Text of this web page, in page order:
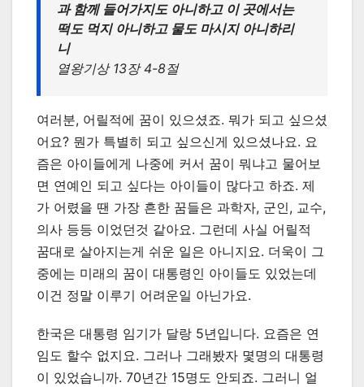
과 함께 들어가지도 아니하고 이 곳에서는
떡도 먹지 아니하고 물도 마시지 아니하리
니
열왕기상 13장 4-8절
여러분, 어릴적에 꿈이 있으셨죠. 뭐가 되고 싶으셨
어요? 뭔가 특별히 되고 싶으신게 있으셨나요. 요
즘은 아이들에게 나중에 커서 꿈이 뭐냐고 물어보
면 연예인 되고 싶다는 아이들이 많다고 하죠. 제
가 어렸을 땐 가장 흔한 꿈들은 과학자, 군인, 교수,
의사 등등 이었던것 같아요. 그런데 사실 어릴적
꿈대로 살아지는게 쉬운 일은 아니지요. 더욱이 그
중에는 미래의 꿈이 대통령인 아이들도 있었는데
이건 정말 이루기 어려운일 아닌가요.
한국은 대통령 임기가 달랑 5년입니다. 요즘은 연
임도 할수 없지요. 그러나 그래봤자 몇명의 대통령
이 있었습니까. 70년간 15명도 안되죠. 그러니 얼